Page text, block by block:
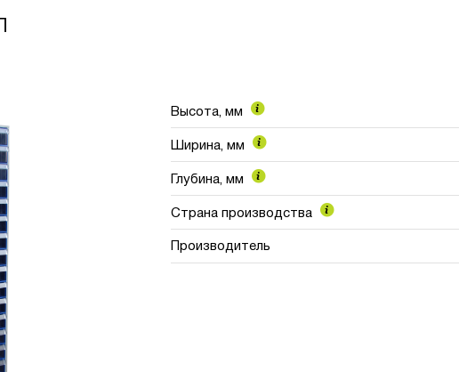
Высота, мм
Ширина, мм
Глубина, мм
Страна производства
Производитель